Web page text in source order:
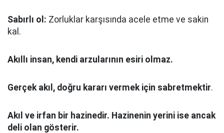
Sabırlı ol: Zorluklar karşısında acele etme ve sakin
kal.
Akıllı insan, kendi arzularının esiri olmaz.
Gerçek akıl, doğru kararı vermek için sabretmektir.
Akıl ve irfan bir hazinedir. Hazinenin yerini ise ancak
deli olan gösterir.